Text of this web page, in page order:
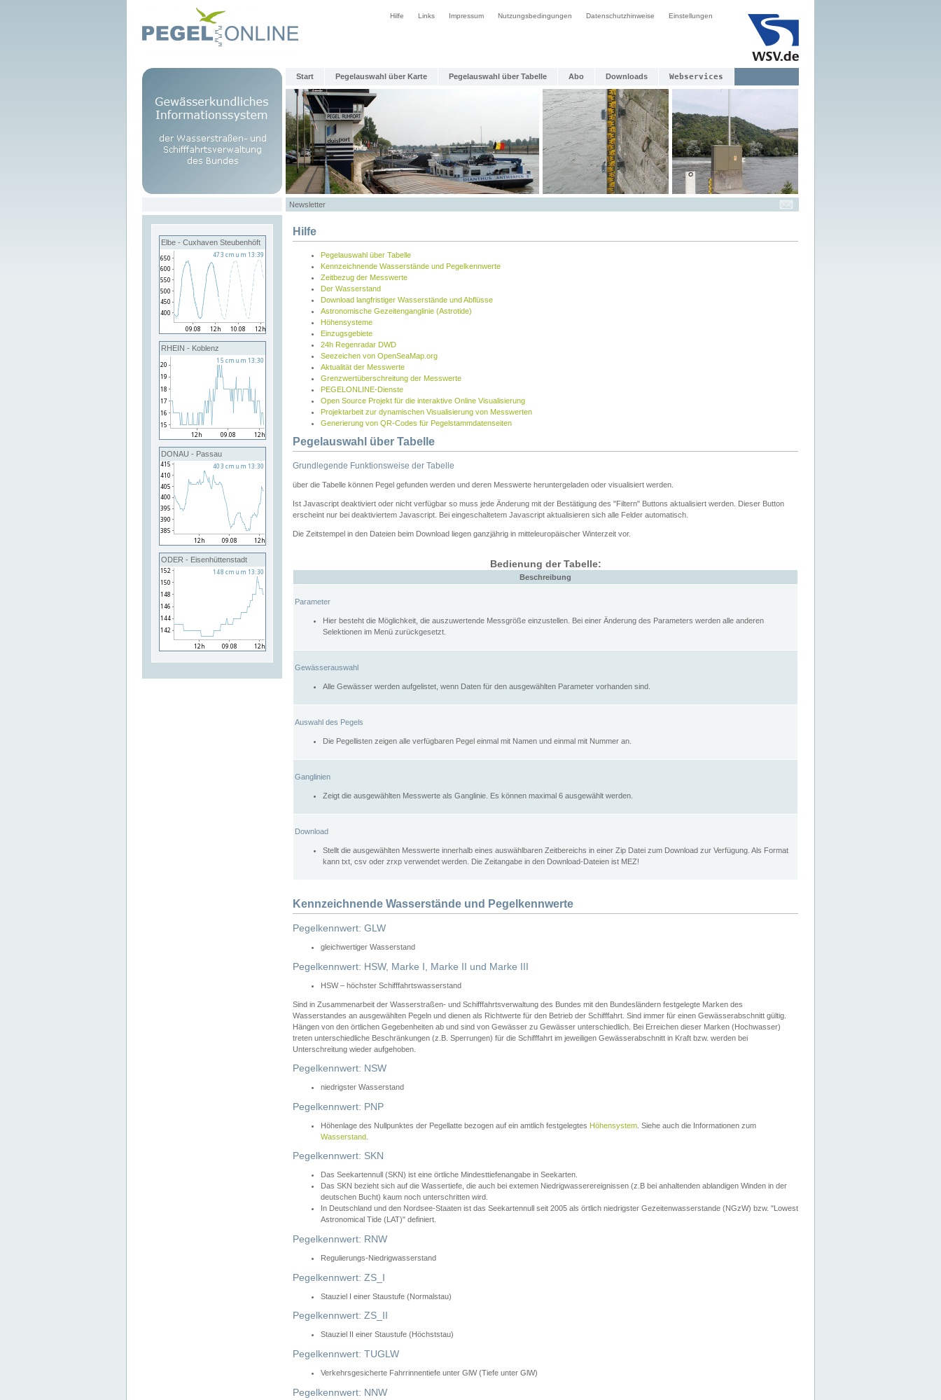
Hilfe Links Impressum Nutzungsbedingungen Datenschutzhinweise Einstellungen
Start Pegelauswahl über Karte Pegelauswahl über Tabelle Abo Downloads Webservices
Newsletter
Elbe - Cuxhaven Steubenhöft
RHEIN - Koblenz
DONAU - Passau
ODER - Eisenhüttenstadt
Hilfe
Pegelauswahl über Tabelle
Kennzeichnende Wasserstände und Pegelkennwerte
Zeitbezug der Messwerte
Der Wasserstand
Download langfristiger Wasserstände und Abflüsse
Astronomische Gezeitenganglinie (Astrotide)
Höhensysteme
Einzugsgebiete
24h Regenradar DWD
Seezeichen von OpenSeaMap.org
Aktualität der Messwerte
Grenzwertüberschreitung der Messwerte
PEGELONLINE-Dienste
Open Source Projekt für die interaktive Online Visualisierung
Projektarbeit zur dynamischen Visualisierung von Messwerten
Generierung von QR-Codes für Pegelstammdatenseiten
Pegelauswahl über Tabelle
Grundlegende Funktionsweise der Tabelle
über die Tabelle können Pegel gefunden werden und deren Messwerte heruntergeladen oder visualisiert werden.
Ist Javascript deaktiviert oder nicht verfügbar so muss jede Änderung mit der Bestätigung des "Filtern" Buttons aktualisiert werden. Dieser Button
erscheint nur bei deaktiviertem Javascript. Bei eingeschaltetem Javascript aktualisieren sich alle Felder automatisch.
Die Zeitstempel in den Dateien beim Download liegen ganzjährig in mitteleuropäischer Winterzeit vor.
Bedienung der Tabelle:
Beschreibung
Parameter
Hier besteht die Möglichkeit, die auszuwertende Messgröße einzustellen. Bei einer Änderung des Parameters werden alle anderen
Selektionen im Menü zurückgesetzt.
Gewässerauswahl
Alle Gewässer werden aufgelistet, wenn Daten für den ausgewählten Parameter vorhanden sind.
Auswahl des Pegels
Die Pegellisten zeigen alle verfügbaren Pegel einmal mit Namen und einmal mit Nummer an.
Ganglinien
Zeigt die ausgewählten Messwerte als Ganglinie. Es können maximal 6 ausgewählt werden.
Download
Stellt die ausgewählten Messwerte innerhalb eines auswählbaren Zeitbereichs in einer Zip Datei zum Download zur Verfügung. Als Format
kann txt, csv oder zrxp verwendet werden. Die Zeitangabe in den Download-Dateien ist MEZ!
Kennzeichnende Wasserstände und Pegelkennwerte
Pegelkennwert: GLW
gleichwertiger Wasserstand
Pegelkennwert: HSW, Marke I, Marke II und Marke III
HSW – höchster Schifffahrtswasserstand
Sind in Zusammenarbeit der Wasserstraßen- und Schifffahrtsverwaltung des Bundes mit den Bundesländern festgelegte Marken des
Wasserstandes an ausgewählten Pegeln und dienen als Richtwerte für den Betrieb der Schifffahrt. Sind immer für einen Gewässerabschnitt gültig.
Hängen von den örtlichen Gegebenheiten ab und sind von Gewässer zu Gewässer unterschiedlich. Bei Erreichen dieser Marken (Hochwasser)
treten unterschiedliche Beschränkungen (z.B. Sperrungen) für die Schifffahrt im jeweiligen Gewässerabschnitt in Kraft bzw. werden bei
Unterschreitung wieder aufgehoben.
Pegelkennwert: NSW
niedrigster Wasserstand
Pegelkennwert: PNP
Höhenlage des Nullpunktes der Pegellatte bezogen auf ein amtlich festgelegtes Höhensystem . Siehe auch die Informationen zum
Wasserstand
Pegelkennwert: SKN
Das Seekartennull (SKN) ist eine örtliche Mindesttiefenangabe in Seekarten.
Das SKN bezieht sich auf die Wassertiefe, die auch bei extemen Niedrigwasserereignissen (z.B bei anhaltenden ablandigen Winden in der
deutschen Bucht) kaum noch unterschritten wird.
In Deutschland und den Nordsee-Staaten ist das Seekartennull seit 2005 als örtlich niedrigster Gezeitenwasserstande (NGzW) bzw. "Lowest
Astronomical Tide (LAT)" definiert.
Pegelkennwert: RNW
Regulierungs-Niedrigwasserstand
Pegelkennwert: ZS_I
Stauziel I einer Staustufe (Normalstau)
Pegelkennwert: ZS_II
Stauziel II einer Staustufe (Höchststau)
Pegelkennwert: TUGLW
Verkehrsgesicherte Fahrrinnentiefe unter GlW (Tiefe unter GlW)
Pegelkennwert: NNW